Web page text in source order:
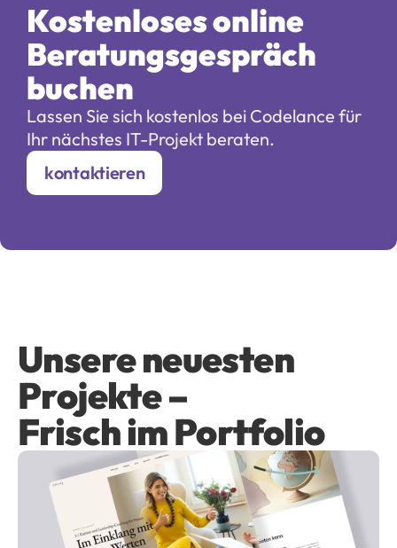
Kostenloses online
Beratungsgespräch
buchen
Lassen Sie sich kostenlos bei Codelance für
Ihr nächstes IT-Projekt beraten.
kontaktieren
Unsere neuesten
Projekte –
Frisch im Portfolio